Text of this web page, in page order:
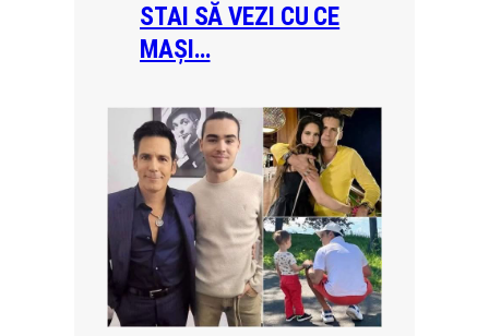
STAI SĂ VEZI CU CE
MAȘI…